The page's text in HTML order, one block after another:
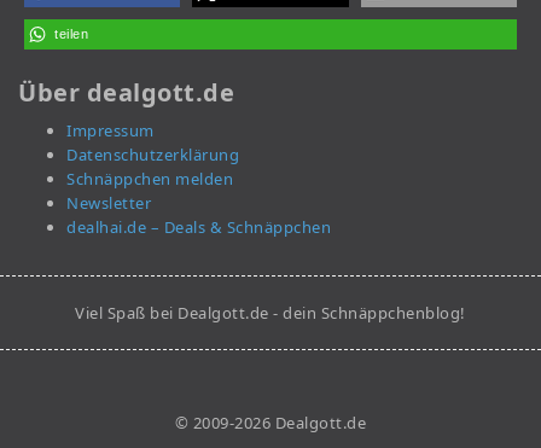
teilen
Über dealgott.de
Impressum
Datenschutzerklärung
Schnäppchen melden
Newsletter
dealhai.de – Deals & Schnäppchen
Viel Spaß bei Dealgott.de - dein Schnäppchenblog!
© 2009-2026 Dealgott.de